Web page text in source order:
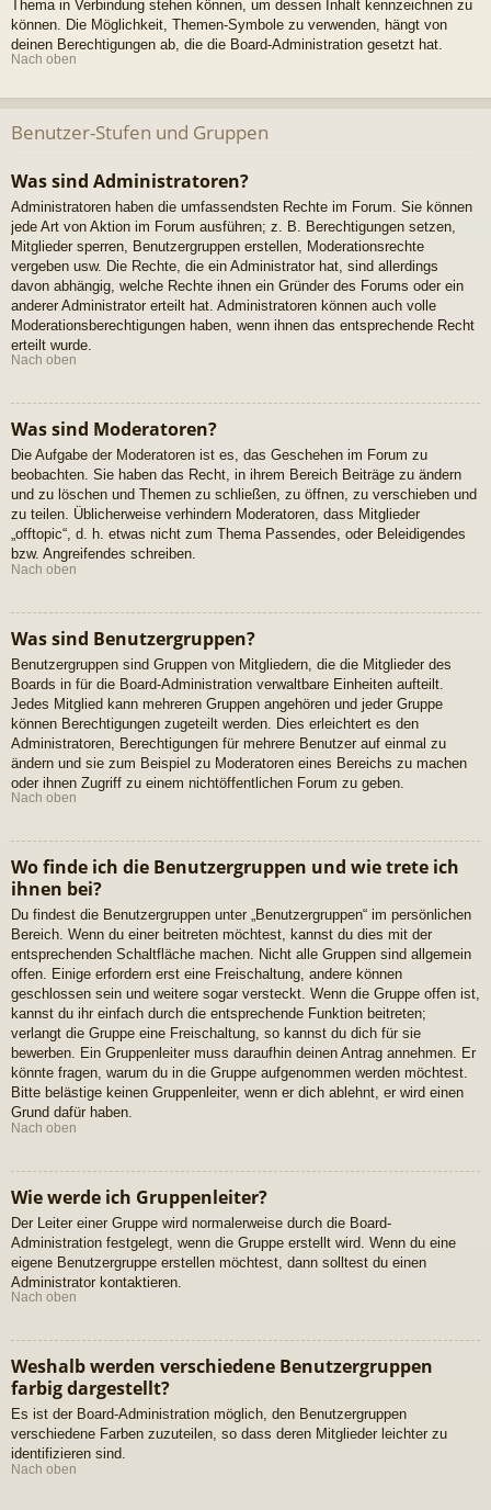
Thema in Verbindung stehen können, um dessen Inhalt kennzeichnen zu
können. Die Möglichkeit, Themen-Symbole zu verwenden, hängt von
deinen Berechtigungen ab, die die Board-Administration gesetzt hat.
Nach oben
Benutzer-Stufen und Gruppen
Was sind Administratoren?
Administratoren haben die umfassendsten Rechte im Forum. Sie können
jede Art von Aktion im Forum ausführen; z. B. Berechtigungen setzen,
Mitglieder sperren, Benutzergruppen erstellen, Moderationsrechte
vergeben usw. Die Rechte, die ein Administrator hat, sind allerdings
davon abhängig, welche Rechte ihnen ein Gründer des Forums oder ein
anderer Administrator erteilt hat. Administratoren können auch volle
Moderationsberechtigungen haben, wenn ihnen das entsprechende Recht
erteilt wurde.
Nach oben
Was sind Moderatoren?
Die Aufgabe der Moderatoren ist es, das Geschehen im Forum zu
beobachten. Sie haben das Recht, in ihrem Bereich Beiträge zu ändern
und zu löschen und Themen zu schließen, zu öffnen, zu verschieben und
zu teilen. Üblicherweise verhindern Moderatoren, dass Mitglieder
„offtopic“, d. h. etwas nicht zum Thema Passendes, oder Beleidigendes
bzw. Angreifendes schreiben.
Nach oben
Was sind Benutzergruppen?
Benutzergruppen sind Gruppen von Mitgliedern, die die Mitglieder des
Boards in für die Board-Administration verwaltbare Einheiten aufteilt.
Jedes Mitglied kann mehreren Gruppen angehören und jeder Gruppe
können Berechtigungen zugeteilt werden. Dies erleichtert es den
Administratoren, Berechtigungen für mehrere Benutzer auf einmal zu
ändern und sie zum Beispiel zu Moderatoren eines Bereichs zu machen
oder ihnen Zugriff zu einem nichtöffentlichen Forum zu geben.
Nach oben
Wo finde ich die Benutzergruppen und wie trete ich
ihnen bei?
Du findest die Benutzergruppen unter „Benutzergruppen“ im persönlichen
Bereich. Wenn du einer beitreten möchtest, kannst du dies mit der
entsprechenden Schaltfläche machen. Nicht alle Gruppen sind allgemein
offen. Einige erfordern erst eine Freischaltung, andere können
geschlossen sein und weitere sogar versteckt. Wenn die Gruppe offen ist,
kannst du ihr einfach durch die entsprechende Funktion beitreten;
verlangt die Gruppe eine Freischaltung, so kannst du dich für sie
bewerben. Ein Gruppenleiter muss daraufhin deinen Antrag annehmen. Er
könnte fragen, warum du in die Gruppe aufgenommen werden möchtest.
Bitte belästige keinen Gruppenleiter, wenn er dich ablehnt, er wird einen
Grund dafür haben.
Nach oben
Wie werde ich Gruppenleiter?
Der Leiter einer Gruppe wird normalerweise durch die Board-
Administration festgelegt, wenn die Gruppe erstellt wird. Wenn du eine
eigene Benutzergruppe erstellen möchtest, dann solltest du einen
Administrator kontaktieren.
Nach oben
Weshalb werden verschiedene Benutzergruppen
farbig dargestellt?
Es ist der Board-Administration möglich, den Benutzergruppen
verschiedene Farben zuzuteilen, so dass deren Mitglieder leichter zu
identifizieren sind.
Nach oben